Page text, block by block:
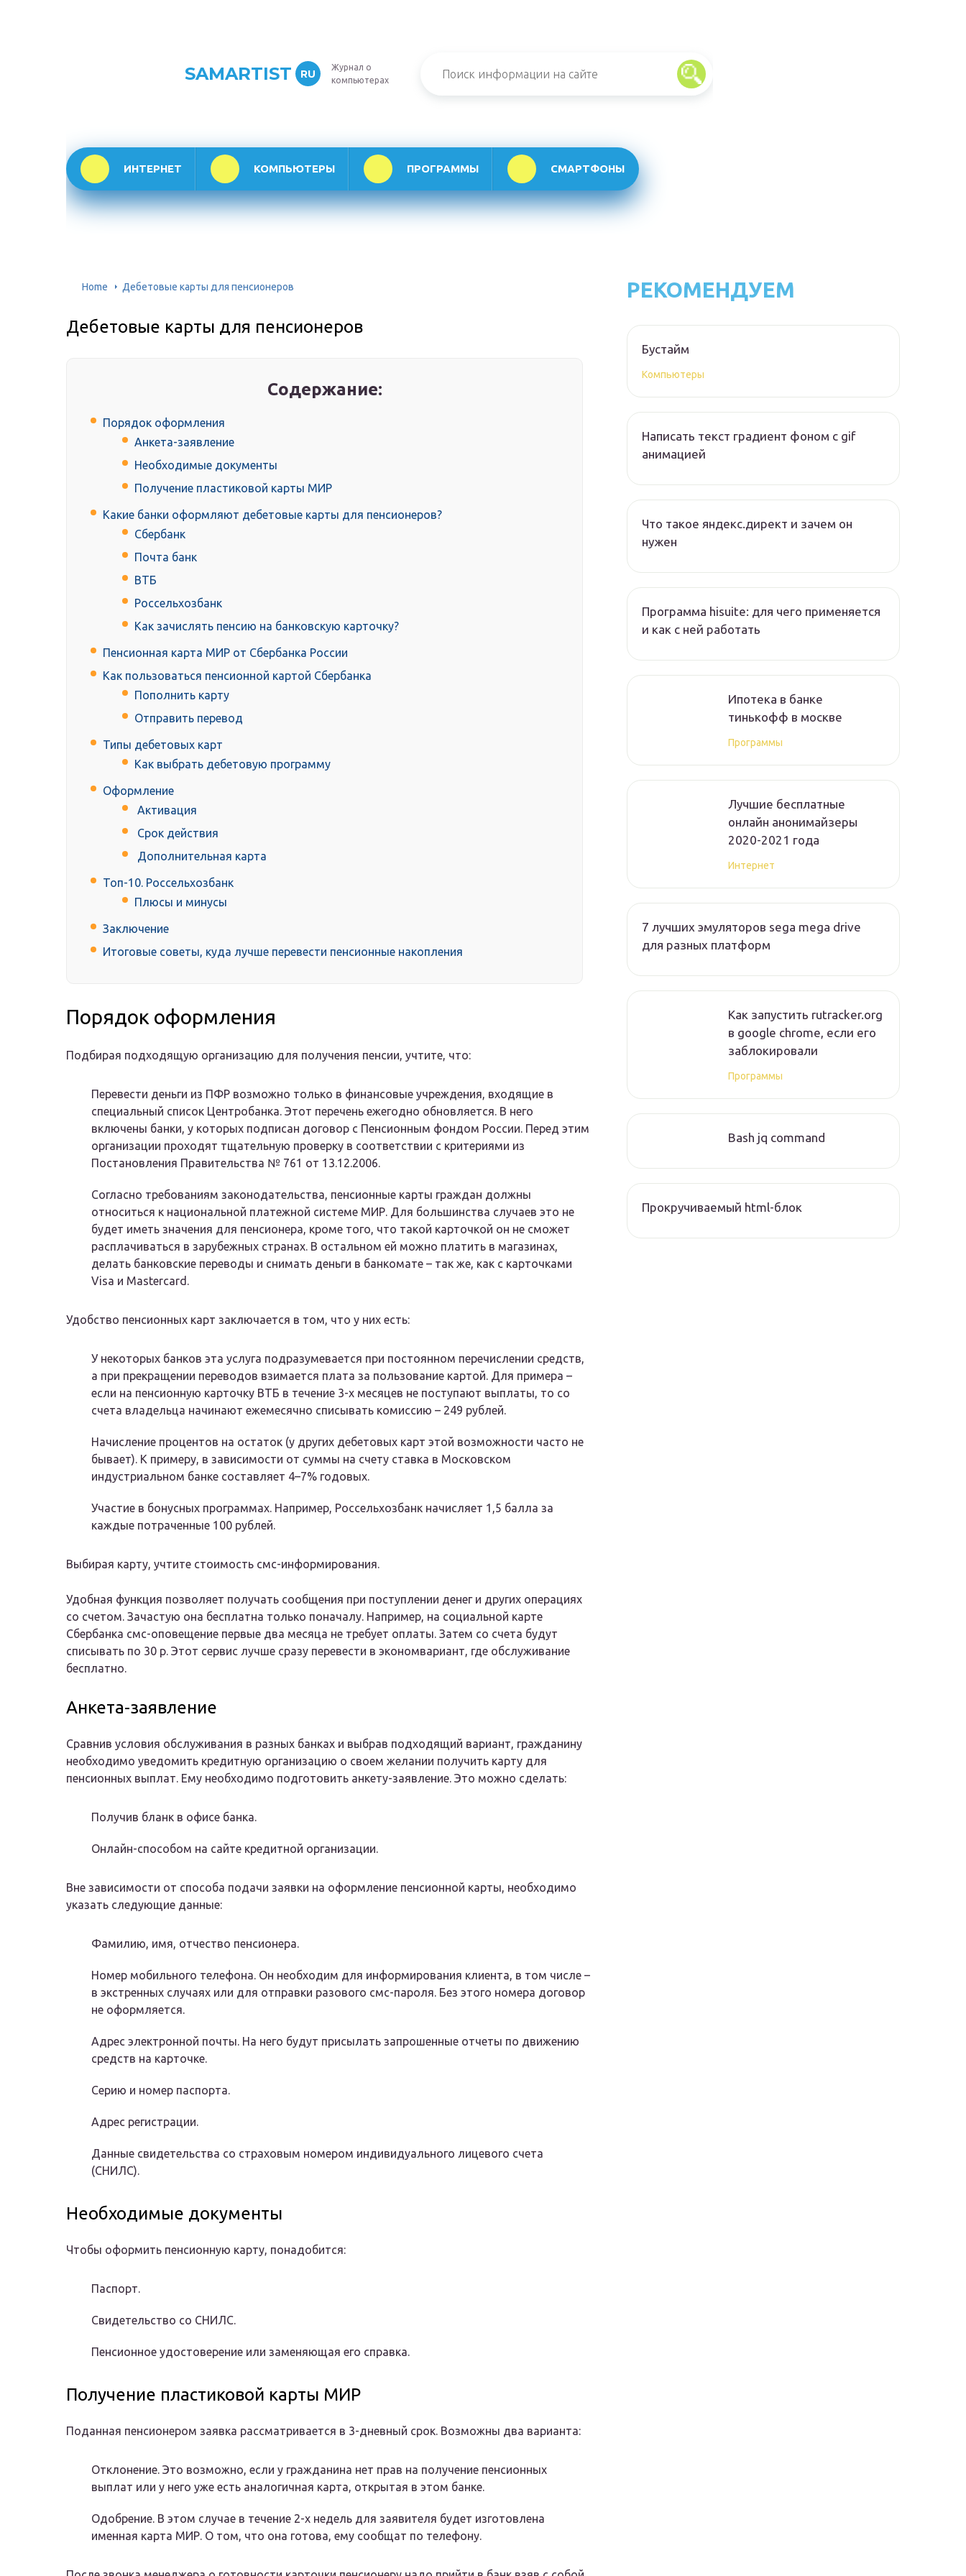
SAMARTIST RU
Журнал о
компьютерах
ИНТЕРНЕТ КОМПЬЮТЕРЫ ПРОГРАММЫ СМАРТФОНЫ
Home Дебетовые карты для пенсионеров
Дебетовые карты для пенсионеров
Содержание:
Порядок оформления
Анкета-заявление
Необходимые документы
Получение пластиковой карты МИР
Какие банки оформляют дебетовые карты для пенсионеров?
Сбербанк
Почта банк
ВТБ
Россельхозбанк
Как зачислять пенсию на банковскую карточку?
Пенсионная карта МИР от Сбербанка России
Как пользоваться пенсионной картой Сбербанка
Пополнить карту
Отправить перевод
Типы дебетовых карт
Как выбрать дебетовую программу
Оформление
Активация
Срок действия
Дополнительная карта
Топ-10. Россельхозбанк
Плюсы и минусы
Заключение
Итоговые советы, куда лучше перевести пенсионные накопления
Порядок оформления
Подбирая подходящую организацию для получения пенсии, учтите, что:
Перевести деньги из ПФР возможно только в финансовые учреждения, входящие в
специальный список Центробанка. Этот перечень ежегодно обновляется. В него
включены банки, у которых подписан договор с Пенсионным фондом России. Перед этим
организации проходят тщательную проверку в соответствии с критериями из
Постановления Правительства № 761 от 13.12.2006.
Согласно требованиям законодательства, пенсионные карты граждан должны
относиться к национальной платежной системе МИР. Для большинства случаев это не
будет иметь значения для пенсионера, кроме того, что такой карточкой он не сможет
расплачиваться в зарубежных странах. В остальном ей можно платить в магазинах,
делать банковские переводы и снимать деньги в банкомате – так же, как с карточками
Visa и Mastercard.
Удобство пенсионных карт заключается в том, что у них есть:
У некоторых банков эта услуга подразумевается при постоянном перечислении средств,
а при прекращении переводов взимается плата за пользование картой. Для примера –
если на пенсионную карточку ВТБ в течение 3-х месяцев не поступают выплаты, то со
счета владельца начинают ежемесячно списывать комиссию – 249 рублей.
Начисление процентов на остаток (у других дебетовых карт этой возможности часто не
бывает). К примеру, в зависимости от суммы на счету ставка в Московском
индустриальном банке составляет 4–7% годовых.
Участие в бонусных программах. Например, Россельхозбанк начисляет 1,5 балла за
каждые потраченные 100 рублей.
Выбирая карту, учтите стоимость смс-информирования.
Удобная функция позволяет получать сообщения при поступлении денег и других операциях
со счетом. Зачастую она бесплатна только поначалу. Например, на социальной карте
Сбербанка смс-оповещение первые два месяца не требует оплаты. Затем со счета будут
списывать по 30 р. Этот сервис лучше сразу перевести в экономвариант, где обслуживание
бесплатно.
Анкета-заявление
Сравнив условия обслуживания в разных банках и выбрав подходящий вариант, гражданину
необходимо уведомить кредитную организацию о своем желании получить карту для
пенсионных выплат. Ему необходимо подготовить анкету-заявление. Это можно сделать:
Получив бланк в офисе банка.
Онлайн-способом на сайте кредитной организации.
Вне зависимости от способа подачи заявки на оформление пенсионной карты, необходимо
указать следующие данные:
Фамилию, имя, отчество пенсионера.
Номер мобильного телефона. Он необходим для информирования клиента, в том числе –
в экстренных случаях или для отправки разового смс-пароля. Без этого номера договор
не оформляется.
Адрес электронной почты. На него будут присылать запрошенные отчеты по движению
средств на карточке.
Серию и номер паспорта.
Адрес регистрации.
Данные свидетельства со страховым номером индивидуального лицевого счета
(СНИЛС).
Необходимые документы
Чтобы оформить пенсионную карту, понадобится:
Паспорт.
Свидетельство со СНИЛС.
Пенсионное удостоверение или заменяющая его справка.
Получение пластиковой карты МИР
Поданная пенсионером заявка рассматривается в 3-дневный срок. Возможны два варианта:
Отклонение. Это возможно, если у гражданина нет прав на получение пенсионных
выплат или у него уже есть аналогичная карта, открытая в этом банке.
Одобрение. В этом случае в течение 2-х недель для заявителя будет изготовлена
именная карта МИР. О том, что она готова, ему сообщат по телефону.
РЕКОМЕНДУЕМ
Бустайм
Компьютеры
Написать текст градиент фоном с gif
анимацией
Что такое яндекс.директ и зачем он
нужен
Программа hisuite: для чего применяется
и как с ней работать
Ипотека в банке
тинькофф в москве
Программы
Лучшие бесплатные
онлайн анонимайзеры
2020-2021 года
Интернет
7 лучших эмуляторов sega mega drive
для разных платформ
Как запустить rutracker.org
в google chrome, если его
заблокировали
Программы
Bash jq command
Прокручиваемый html-блок